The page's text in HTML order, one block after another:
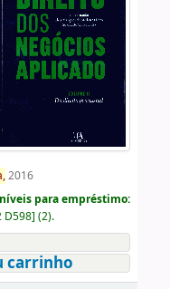
2016
para empréstimo:
D598] (2).
carrinho